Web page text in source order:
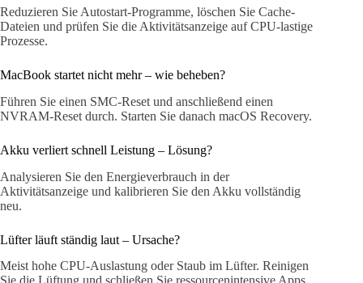
Reduzieren Sie Autostart-Programme, löschen Sie Cache-
Dateien und prüfen Sie die Aktivitätsanzeige auf CPU-lastige
Prozesse.
MacBook startet nicht mehr – wie beheben?
Führen Sie einen SMC-Reset und anschließend einen
NVRAM-Reset durch. Starten Sie danach macOS Recovery.
Akku verliert schnell Leistung – Lösung?
Analysieren Sie den Energieverbrauch in der
Aktivitätsanzeige und kalibrieren Sie den Akku vollständig
neu.
Lüfter läuft ständig laut – Ursache?
Meist hohe CPU-Auslastung oder Staub im Lüfter. Reinigen